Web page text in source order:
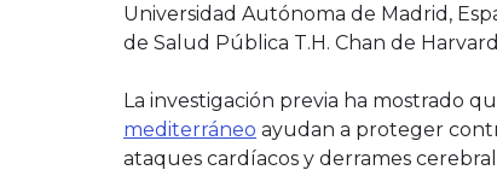
Universidad Autónoma de Madrid,
de Salud Pública T.H. Chan de
La investigación previa ha mostrado
mediterráneo ayudan a proteger
ataques cardíacos y derrames